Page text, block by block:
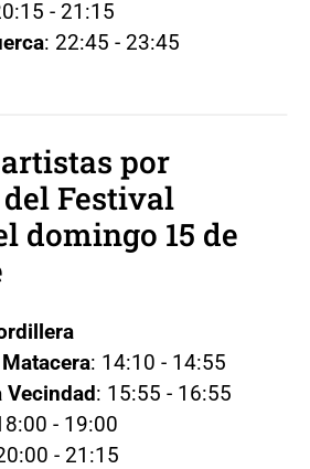
- 21:15
: 22:45 - 23:45
por
Festival
domingo 15 de
: 14:10 - 14:55
Vecindad: 15:55 - 16:55
- 19:00
- 21:15